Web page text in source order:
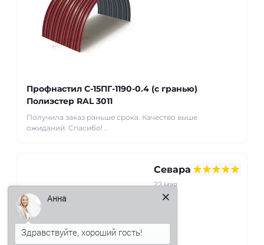
Профнастил С-15ПГ-1190-0.4 (с гранью)
Полиэстер RAL 3011
Получила заказ раньше срока. Качество выше
ожиданий. Спасибо! ..
Севара
22 мая
2025
Анна